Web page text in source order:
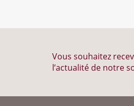
Vous souhaitez
l’actualité de notre